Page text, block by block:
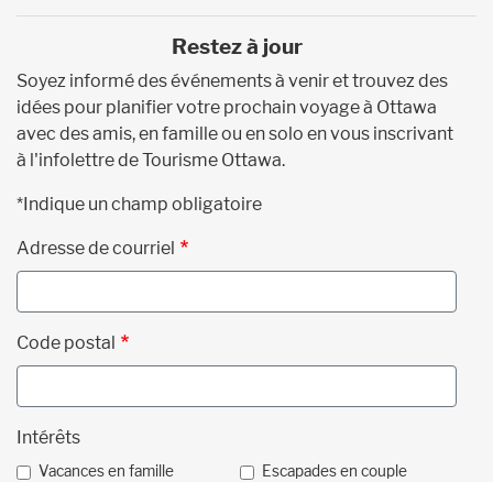
Restez à jour
Soyez informé des événements à venir et trouvez des
idées pour planifier votre prochain voyage à Ottawa
avec des amis, en famille ou en solo en vous inscrivant
à l'infolettre de Tourisme Ottawa.
*Indique un champ obligatoire
Adresse de courriel
Code postal
Intérêts
Vacances en famille
Escapades en couple